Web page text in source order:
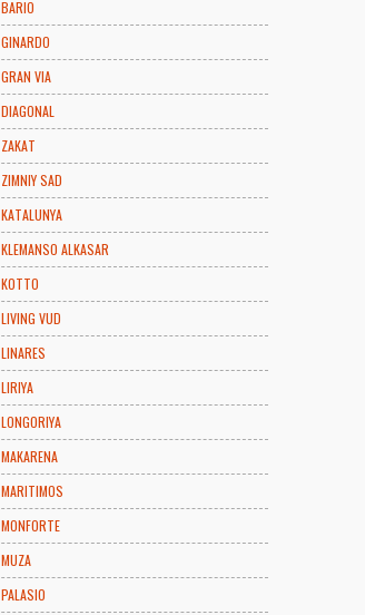
BARIO
GINARDO
GRAN VIA
DIAGONAL
ZAKAT
ZIMNIY SAD
KATALUNYA
KLEMANSO ALKASAR
KOTTO
LIVING VUD
LINARES
LIRIYA
LONGORIYA
MAKARENA
MARITIMOS
MONFORTE
MUZA
PALASIO